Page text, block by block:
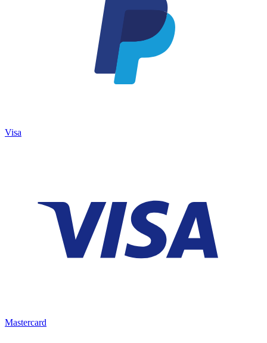
Visa
Mastercard